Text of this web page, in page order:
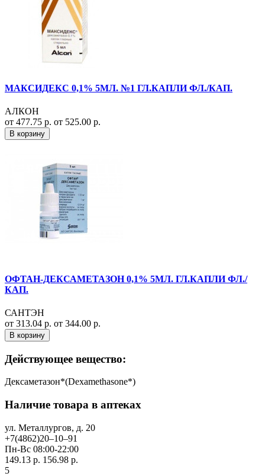
МАКСИДЕКС 0,1% 5МЛ. №1 ГЛ.КАПЛИ ФЛ./КАП.
АЛКОН
от 477.75 р. от 525.00 р.
В корзину
ОФТАН-ДЕКСАМЕТАЗОН 0,1% 5МЛ. ГЛ.КАПЛИ ФЛ./
КАП.
САНТЭН
от 313.04 р. от 344.00 р.
В корзину
Действующее вещество:
Дексаметазон*(Dexamethasone*)
Наличие товара в аптеках
ул. ​Металлургов, д. 20
+7(4862)20‒10‒91
Пн-Вс 08:00-22:00
149.13 р. 156.98 р.
5